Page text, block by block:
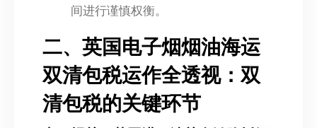
间进行谨慎权衡。
二、英国电子烟烟油海运
双清包税运作全透视：双
清包税的关键环节